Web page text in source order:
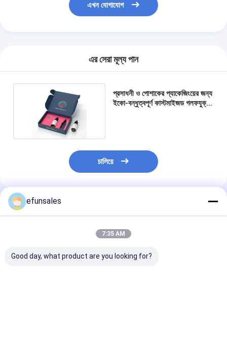
এখন যোগাযোগ
এর সেরা মূল্য পান
প্রসাধনী ও পোশাকের প্যাকেজিংয়ের জন্য
ইকো-বন্ধুত্বপূর্ণ কাস্টমাইজড গলফযুক্ত
চালিয়ে
প্রস্তাবিত পণ্য
efunsales
7:35 AM
Good day, what product are you looking for?